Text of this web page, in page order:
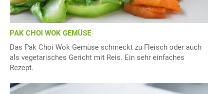
PAK CHOI WOK GEMÜSE
Das Pak Choi Wok Gemüse schmeckt zu Fleisch oder auch
als vegetarisches Gericht mit Reis. Ein sehr einfaches
Rezept.